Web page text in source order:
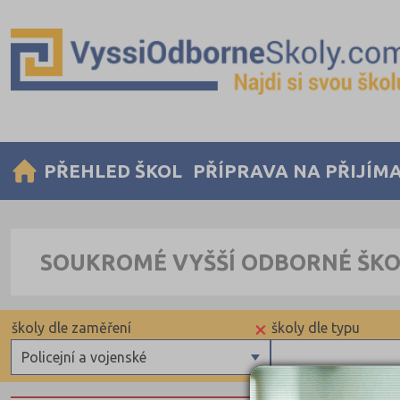
PŘEHLED ŠKOL PŘÍPRAVA NA
SOUKROMÉ VYŠŠÍ ODBORNÉ
školy dle typu
×
Policejní a vojenské
školy dle zaměření